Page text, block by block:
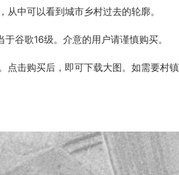
中可以看到城市乡村过去的轮廓。
谷歌16级。介意的用户请谨慎购买。
击购买后，即可下载大图。如需要村